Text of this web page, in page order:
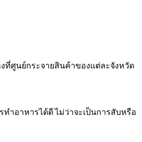
ที่ศูนย์กระจายสินค้าของแต่ละจังหวัด
ำอาหารได้ดี ไม่ว่าจะเป็นการสับหรือ